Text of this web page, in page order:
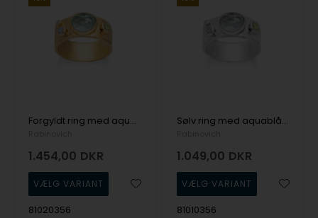
Forgyldt ring med aquablå kvarts, peridot, topas & zirkonia - Rabinovich
1.454,00 DKR
81020356
Sølv ring med aquablå kvarts, peridot, topas & zirkonia - Rabinovich
1.049,00 DKR
81010356